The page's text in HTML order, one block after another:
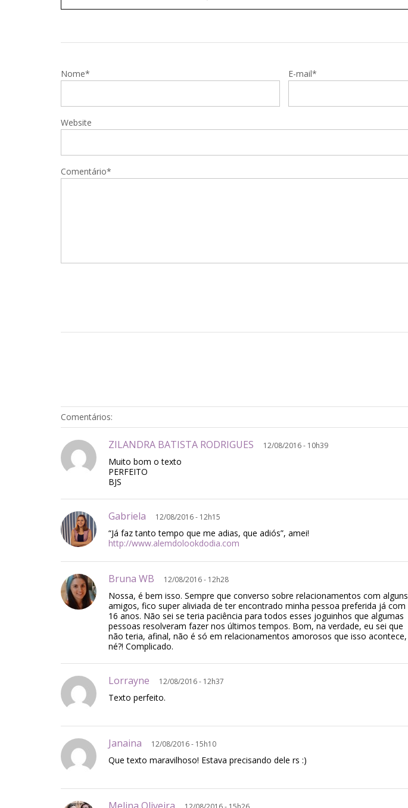
Nome* E-mail*
Website
Comentário*
Comentários:
ZILANDRA BATISTA RODRIGUES 12/08/2016 - 10h39
Muito bom o texto
PERFEITO
BJS
Gabriela 12/08/2016 - 12h15
“Já faz tanto tempo que me adias, que adiós”, amei!
http://www.alemdolookdodia.com
Bruna WB 12/08/2016 - 12h28
Nossa, é bem isso. Sempre que converso sobre relacionamentos com alguns
amigos, fico super aliviada de ter encontrado minha pessoa preferida já com
16 anos. Não sei se teria paciência para todos esses joguinhos que algumas
pessoas resolveram fazer nos últimos tempos. Bom, na verdade, eu sei que
não teria, afinal, não é só em relacionamentos amorosos que isso acontece,
né?! Complicado.
Lorrayne 12/08/2016 - 12h37
Texto perfeito.
Janaina 12/08/2016 - 15h10
Que texto maravilhoso! Estava precisando dele rs :)